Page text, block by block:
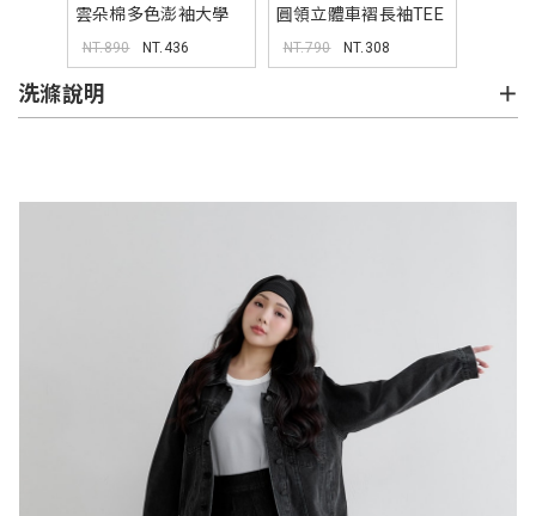
雲朵棉多色澎袖大學
TEE
NT.890 NT.436
圓領立體車褶長袖TEE
NT.790 NT.308
洗滌說明